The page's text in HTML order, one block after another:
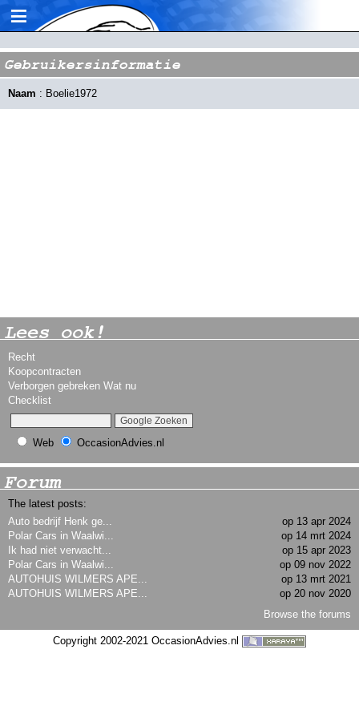
≡
Lees ook!
Recht
Koopcontracten
Verborgen gebreken Wat nu
Checklist
Web OccasionAdvies.nl
Forum
The latest posts:
op 13 apr 2024
Auto bedrijf Henk ge...
op 14 mrt 2024
Polar Cars in Waalwi...
op 15 apr 2023
Ik had niet verwacht...
op 09 nov 2022
Polar Cars in Waalwi...
op 13 mrt 2021
AUTOHUIS WILMERS APE...
op 20 nov 2020
AUTOHUIS WILMERS APE...
Browse the forums
Gebruikersinformatie
Naam : Boelie1972
Copyright 2002-2021 OccasionAdvies.nl